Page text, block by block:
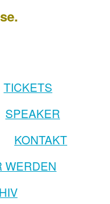
TICKETS
SPEAKER
KONTAKT
WERDEN